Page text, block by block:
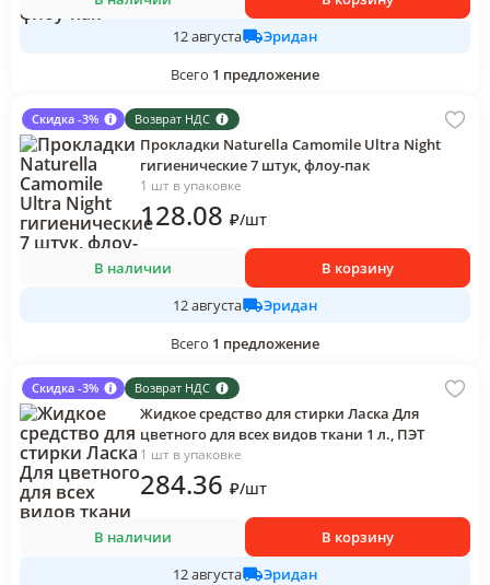
12 августа
Эридан
Всего 1 предложение
Скидка -3% Возврат НДС
Прокладки Naturella Camomile Ultra Night
гигиенические 7 штук, флоу-пак
1 шт в упаковке
128.08 ₽/шт
В наличии
В корзину
12 августа
Эридан
Всего 1 предложение
Скидка -3% Возврат НДС
Жидкое средство для стирки Ласка Для
цветного для всех видов ткани 1 л., ПЭТ
1 шт в упаковке
284.36 ₽/шт
В наличии
В корзину
12 августа
Эридан